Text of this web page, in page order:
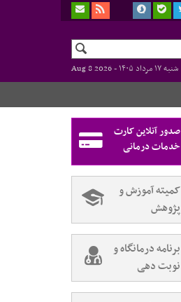
شنبه ۱۷ مرداد ۱۴۰۵ -
Aug 8 2026
صدور آنلاین کارت
خدمات درمانی
کمیته آموزش و
پژوهش
برنامه درمانگاه و
نوبت دهی